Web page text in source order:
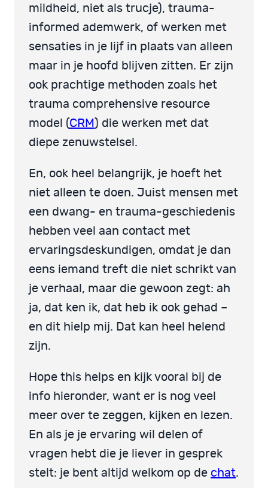
mildheid, niet als trucje), trauma-
informed ademwerk, of werken met
sensaties in je lijf in plaats van alleen
maar in je hoofd blijven zitten. Er zijn
ook prachtige methoden zoals het
trauma comprehensive resource
model (CRM ) die werken met dat
diepe zenuwstelsel.
En, ook heel belangrijk, je hoeft het
niet alleen te doen. Juist mensen met
een dwang- en trauma-geschiedenis
hebben veel aan contact met
ervaringsdeskundigen, omdat je dan
eens iemand treft die niet schrikt van
je verhaal, maar die gewoon zegt: ah
ja, dat ken ik, dat heb ik ook gehad –
en dit hielp mij. Dat kan heel helend
zijn.
Hope this helps en kijk vooral bij de
info hieronder, want er is nog veel
meer over te zeggen, kijken en lezen.
En als je je ervaring wil delen of
vragen hebt die je liever in gesprek
stelt: je bent altijd welkom op de chat.